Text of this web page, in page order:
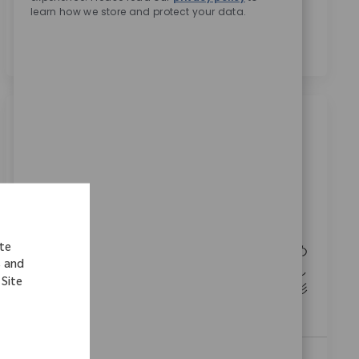
and
personal data for recruitment purposes as outlined in
で、手術に立ち会い、チームとして患者様のため
に全力を尽くす営業職を目指しませんか？充実し
た教育制度と柔軟な働き方を提供し、業界での影
learn how we store and protect your data.